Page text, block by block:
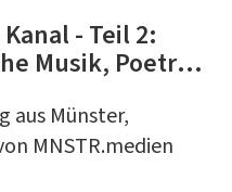
- Teil 2:
Musik, Poetry-
aus Münster,
MNSTR.medien